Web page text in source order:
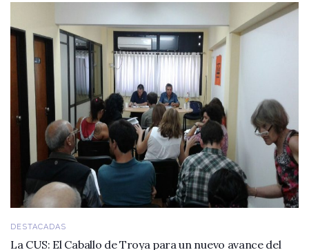
DESTACADAS
La CUS: El Caballo de Troya para un nuevo avance del